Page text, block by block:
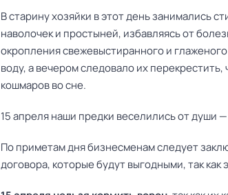
В старину хозяйки в этот день занимались
наволочек и простыней, избавляясь от
окропления свежевыстиранного и
воду, а вечером следовало их
кошмаров во сне.
15 апреля наши предки веселились от души
По приметам дня бизнесменам следует
договора, которые будут выгодными, так как